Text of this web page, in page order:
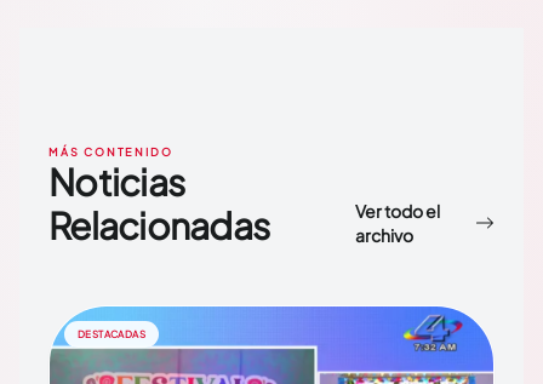
MÁS CONTENIDO
Noticias
Relacionadas
Ver todo el
archivo
DESTACADAS